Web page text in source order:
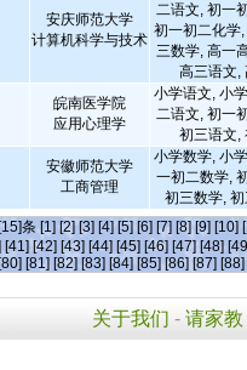
安庆师范大学
计算机科学与技术
二语文, 初一
初一初二化学
三数学, 高一
高三语文,
皖南医学院
应用心理学
小学语文, 小
二语文, 初一
初三语文,
安徽师范大学
工商管理
小学数学, 小
一初二数学,
初三数学,
条 [1] [2] [3] [4] [5] [6] [7] [8] [9] [10]
[41] [42] [43] [44] [45] [46] [47] [48]
[80] [81] [82] [83] [84] [85] [86] [87] [88]
关于我们 - 请家教